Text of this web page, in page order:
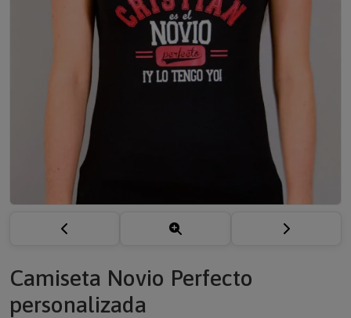
Camiseta Novio Perfecto
personalizada